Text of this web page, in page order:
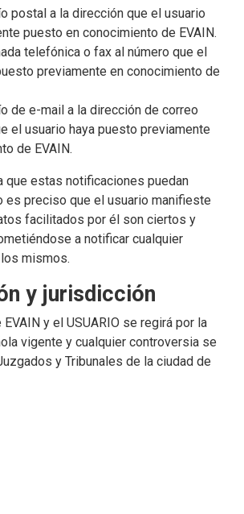
postal a la dirección que el usuario
puesto en conocimiento de EVAIN.
telefónica o fax al número que el
previamente en conocimiento de
de e-mail a la dirección de correo
el usuario haya puesto previamente
de EVAIN.
que estas notificaciones puedan
es preciso que el usuario manifieste
facilitados por él son ciertos y
a notificar cualquier
mismos.
y jurisdicción
y el USUARIO se regirá por la
vigente y cualquier controversia se
y Tribunales de la ciudad de